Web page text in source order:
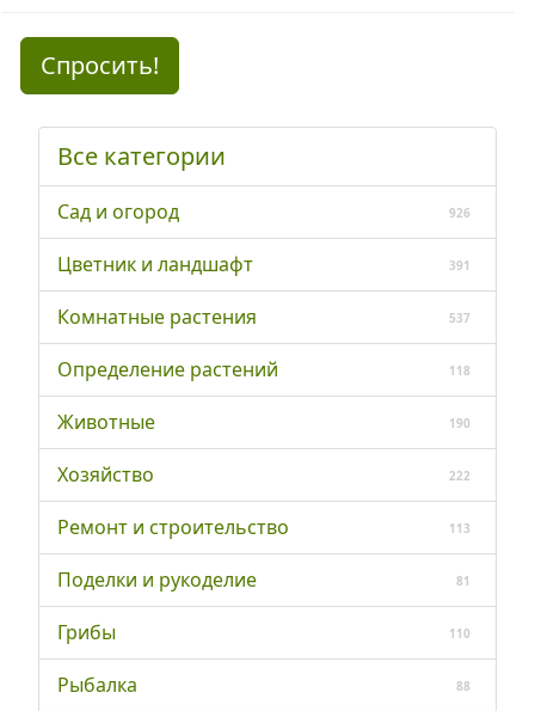
Спросить!
Все категории
Сад и огород 926
Цветник и ландшафт 391
Комнатные растения 537
Определение растений 118
Животные 190
Хозяйство 222
Ремонт и строительство 113
Поделки и рукоделие 81
Грибы 110
Рыбалка 88